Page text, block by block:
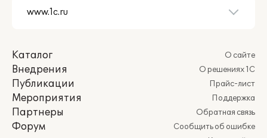
Каталог
Внедрения
Публикации
Мероприятия
Партнеры
Форум
О сайте
О решениях 1С
Прайс-лист
Поддержка
Обратная связь
Сообщить об ошибке